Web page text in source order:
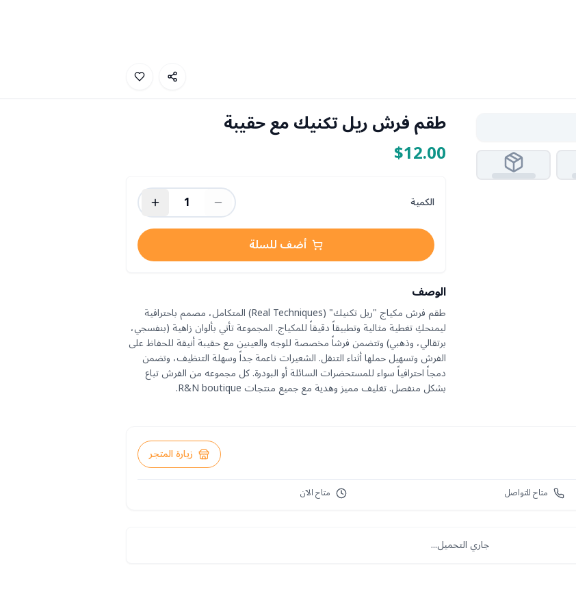
طقم فرش ريل تكنيك مع حقيبة
$12.00
الكمية
1
أضف للسلة
الوصف
طقم فرش مكياج "ريل تكنيك" (Real Techniques) المتكامل، مصمم باحترافية
ليمنحكِ تغطية مثالية وتطبيقاً دقيقاً للمكياج. المجموعة تأتي بألوان زاهية (بنفسجي،
برتقالي، وذهبي) وتتضمن فرشاً مخصصة للوجه والعينين مع حقيبة أنيقة للحفاظ على
الفرش وتسهيل حملها أثناء التنقل. الشعيرات ناعمة جداً وسهلة التنظيف، وتضمن
دمجاً احترافياً سواء للمستحضرات السائلة أو البودرة. كل مجموعه من الفرش تباع
بشكل منفصل. تغليف مميز وهدية مع جميع منتجات R&N boutique.
زيارة المتجر
متاح للتواصل متاح الآن
جاري التحميل...